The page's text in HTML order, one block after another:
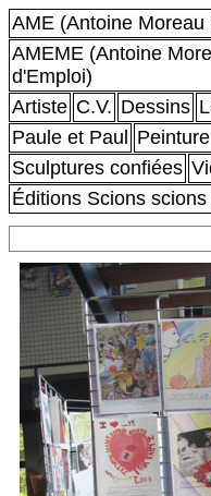
AME (Antoine Moreau
AMEME (Antoine
d'Emploi)
Artiste C.V. Dessins
Paule et Paul
Sculptures confiées
Éditions Scions